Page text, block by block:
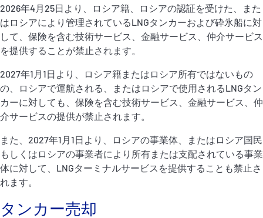
2026年4月25日より、ロシア籍、ロシアの認証を受けた、また
はロシアにより管理されているLNGタンカーおよび砕氷船に対
して、保険を含む技術サービス、金融サービス、仲介サービス
を提供することが禁止されます。
2027年1月1日より、ロシア籍またはロシア所有ではないもの
の、ロシアで運航される、またはロシアで使用されるLNGタン
カーに対しても、保険を含む技術サービス、金融サービス、仲
介サービスの提供が禁止されます。
また、2027年1月1日より、ロシアの事業体、またはロシア国民
もしくはロシアの事業者により所有または支配されている事業
体に対して、LNGターミナルサービスを提供することも禁止さ
れます。
タンカー売却